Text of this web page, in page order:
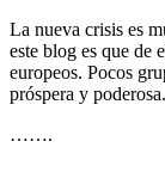
La nueva crisis es
este blog es que de
europeos. Pocos
próspera y poderosa.
…….